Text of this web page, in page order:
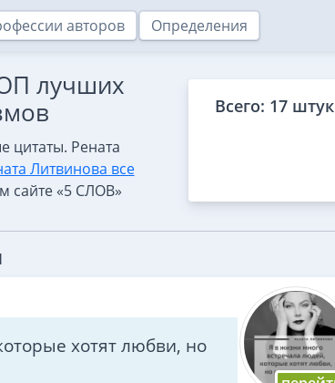
авторов Определения
лучших
цитаты. Рената
Литвинова все
сайте «5 СЛОВ»
Всего: 17 штук
хотят любви, но